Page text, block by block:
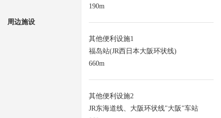
周边施设
190m
其他便利设施1
福岛站(JR西日本大阪环状线)
660m
其他便利设施2
JR东海道线、大阪环状线"大阪"车站